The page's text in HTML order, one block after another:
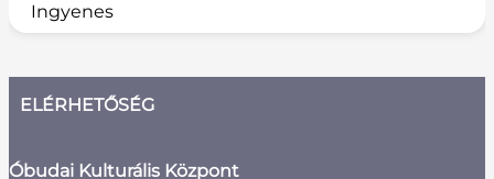
Ingyenes
ELÉRHETŐSÉG
Óbudai Kulturális Központ